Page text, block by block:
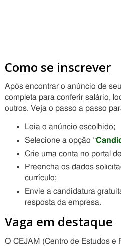
Como se inscrever
Após encontrar o anúncio de
completa para conferir salário,
outros. Veja o passo a passo
Leia o anúncio escolhido;
Selecione a opção “
Crie uma conta no portal
Preencha os dados
currículo;
Envie a candidatura
resposta da empresa.
Vaga em destaque
O CEJAM (Centro de Estudos e